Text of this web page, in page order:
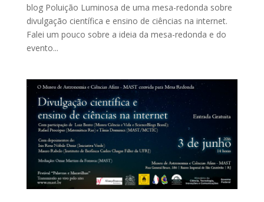
blog Poluição Luminosa de uma mesa-redonda sobre
divulgação científica e ensino de ciências na internet.
Falei um pouco sobre a ideia da mesa-redonda e do
evento...